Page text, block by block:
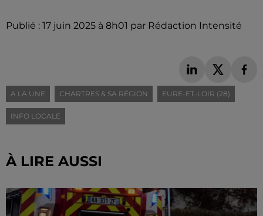
Publié : 17 juin 2025 à 8h01 par Rédaction Intensité
A LA UNE CHARTRES & SA RÉGION EURE-ET-LOIR (28)
INFO LOCALE
À LIRE AUSSI